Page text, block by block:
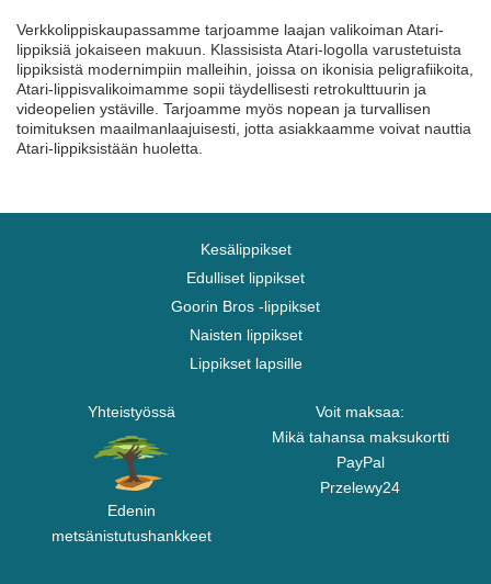
Verkkolippiskaupassamme tarjoamme laajan valikoiman Atari-
lippiksiä jokaiseen makuun. Klassisista Atari-logolla varustetuista
lippiksistä modernimpiin malleihin, joissa on ikonisia peligrafiikoita,
Atari-lippisvalikoimamme sopii täydellisesti retrokulttuurin ja
videopelien ystäville. Tarjoamme myös nopean ja turvallisen
toimituksen maailmanlaajuisesti, jotta asiakkaamme voivat nauttia
Atari-lippiksistään huoletta.
Kesälippikset
Edulliset lippikset
Goorin Bros -lippikset
Naisten lippikset
Lippikset lapsille
Yhteistyössä
Edenin
metsänistutushankkeet
Voit maksaa:
Mikä tahansa maksukortti
PayPal
Przelewy24